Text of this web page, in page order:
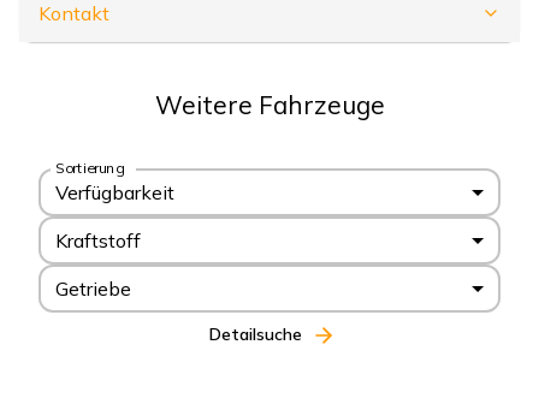
Kontakt
Weitere Fahrzeuge
Sortierung
Verfügbarkeit
Kraftstoff
Getriebe
Detailsuche